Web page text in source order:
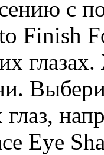
с
Finish
Eye